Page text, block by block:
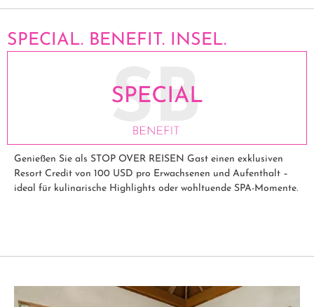
SPECIAL. BENEFIT. INSEL.
Genießen Sie als STOP OVER REISEN Gast einen exklusiven
Resort Credit von 100 USD pro Erwachsenen und Aufenthalt –
ideal für kulinarische Highlights oder wohltuende SPA-Momente.